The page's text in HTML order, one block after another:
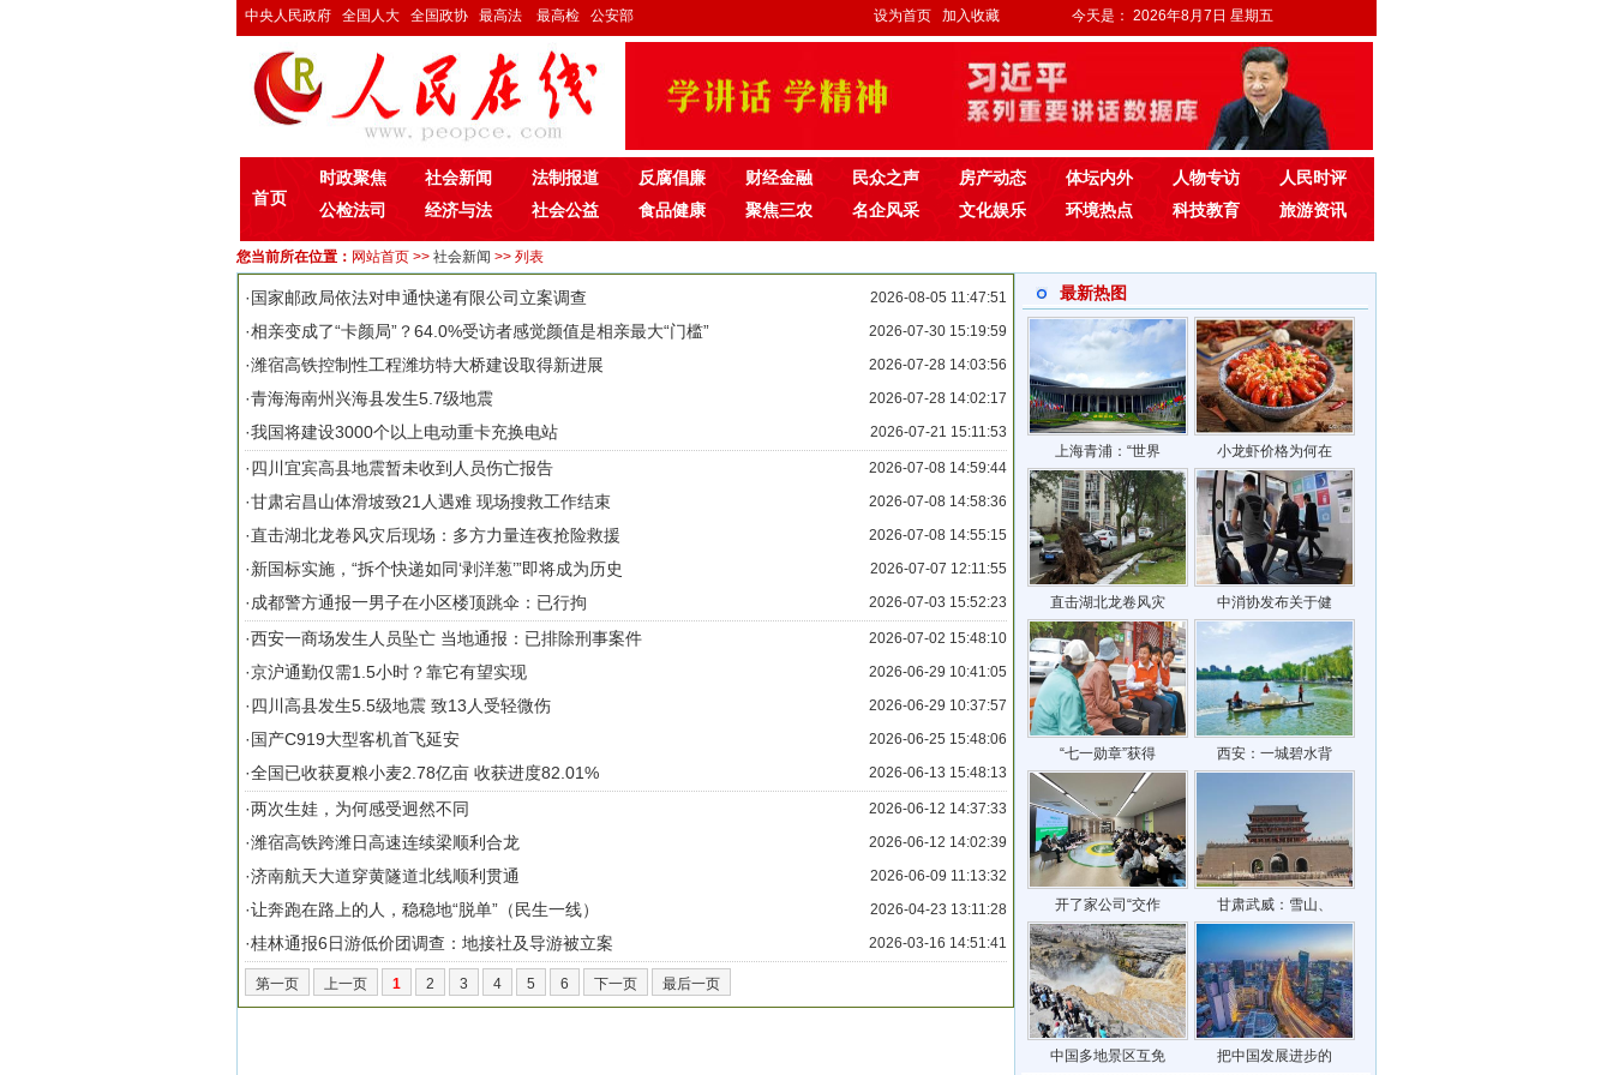
中央人民政府 全国人大 全国政协 最高法 最高检 公安部 设为首页 加入收藏 今天是： 2026年8月7日 星期五
首页
时政聚焦 社会新闻 法制报道 反腐倡廉 财经金融 民众之声 房产动态 体坛内外 人物专访
人民时评
公检法司
经济与法 社会公益 食品健康 聚焦三农 名企风采 文化娱乐 环境热点 科技教育 旅游资讯
您当前所在位置： 网站首页 >> 社会新闻 >> 列表
· 国家邮政局依法对申通快递有限公司立案调查 2026-08-05 11:47:51
·相亲变成了“卡颜局”？64.0%受访者感觉颜值是相亲最大“门槛” 2026-07-30 15:19:59
·潍宿高铁控制性工程潍坊特大桥建设取得新进展 2026-07-28 14:03:56
·青海海南州兴海县发生5.7级地震 2026-07-28 14:02:17
·我国将建设3000个以上电动重卡充换电站 2026-07-21 15:11:53
·四川宜宾高县地震暂未收到人员伤亡报告 2026-07-08 14:59:44
·甘肃宕昌山体滑坡致21人遇难 现场搜救工作结束 2026-07-08 14:58:36
·直击湖北龙卷风灾后现场：多方力量连夜抢险救援 2026-07-08 14:55:15
·新国标实施，“拆个快递如同‘剥洋葱’”即将成为历史 2026-07-07 12:11:55
·成都警方通报一男子在小区楼顶跳伞：已行拘 2026-07-03 15:52:23
·西安一商场发生人员坠亡 当地通报：已排除刑事案件 2026-07-02 15:48:10
·京沪通勤仅需1.5小时？靠它有望实现 2026-06-29 10:41:05
·四川高县发生5.5级地震 致13人受轻微伤 2026-06-29 10:37:57
· 国产C919大型客机首飞延安 2026-06-25 15:48:06
·全国已收获夏粮小麦2.78亿亩 收获进度82.01% 2026-06-13 15:48:13
·两次生娃，为何感受迥然不同 2026-06-12 14:37:33
·潍宿高铁跨潍日高速连续梁顺利合龙 2026-06-12 14:02:39
·济南航天大道穿黄隧道北线顺利贯通 2026-06-09 11:13:32
·让奔跑在路上的人，稳稳地“脱单”（民生一线） 2026-04-23 13:11:28
·桂林通报6日游低价团调查：地接社及导游被立案 2026-03-16 14:51:41
第一页 上一页 1 2 3 4 5 6 下一页 最后一页
最新热图
上海青浦：“世界 小龙虾价格为何在
直击湖北龙卷风灾 中消协发布关于健
“七一勋章”获得 西安：一城碧水背
开了家公司“交作 甘肃武威：雪山、
中国多地景区互免 把中国发展进步的